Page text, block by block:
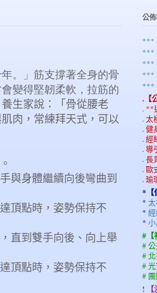
。」筋支撐著全身的骨
變得堅韌柔軟，拉筋的
生家說：「骨從腰老
肉，常練拜天式，可以
與身體繼續向後彎曲到
頂點時，姿勢保持不
直到雙手向後、向上舉
頂點時，姿勢保持不
公
***
***
***
***
***
.【
. **
. 太
. 健
. 經
. 導
. 長
. 歐
. 瑜
*【
*
*
*
#【
#
#
#
#
! 【